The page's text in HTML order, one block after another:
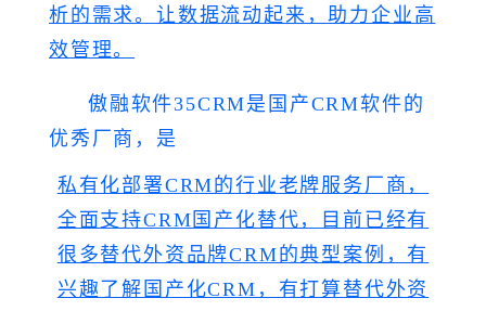
析的需求。让数据流动起来，助力企业高
效管理。
傲融软件35CRM是国产CRM软件的
优秀厂商，是
私有化部署CRM的行业老牌服务厂商，
全面支持CRM国产化替代，目前已经有
很多替代外资品牌CRM的典型案例，有
兴趣了解国产化CRM，有打算替代外资